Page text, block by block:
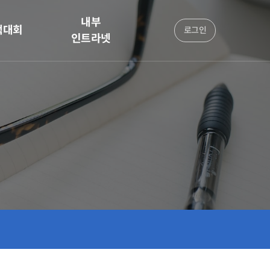
회
내부
인트라넷
로그인